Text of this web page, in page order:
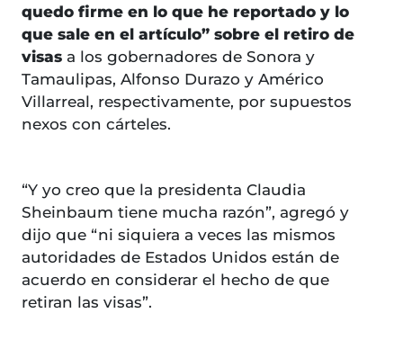
quedo firme en lo que he reportado y lo
que sale en el artículo” sobre el retiro de
visas a los gobernadores de Sonora y
Tamaulipas, Alfonso Durazo y Américo
Villarreal, respectivamente, por supuestos
nexos con cárteles.
“Y yo creo que la presidenta Claudia
Sheinbaum tiene mucha razón”, agregó y
dijo que “ni siquiera a veces las mismos
autoridades de Estados Unidos están de
acuerdo en considerar el hecho de que
retiran las visas”.